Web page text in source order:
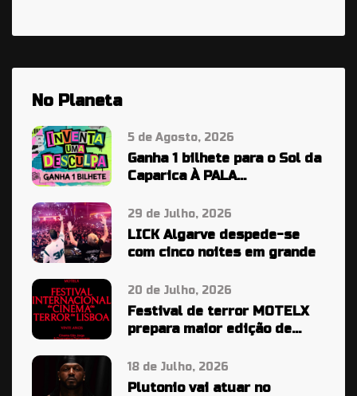
No Planeta
5 de Agosto, 2026
Ganha 1 bilhete para o Sol da
Caparica À PALA…
29 de Julho, 2026
LICK Algarve despede-se
com cinco noites em grande
20 de Julho, 2026
Festival de terror MOTELX
prepara maior edição de
18 de Julho, 2026
Plutonio vai atuar no